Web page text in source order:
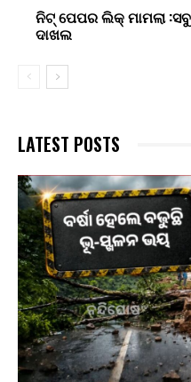
ନିଟ୍ ପେପର ଲିକ୍ ମାମଲା
ଦାଖଲ
LATEST POSTS